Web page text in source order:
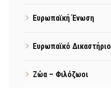
Ευρωπαϊκή Ένωση
Ευρωπαϊκό Δικαστήριο
Ζώα – Φιλόζωοι